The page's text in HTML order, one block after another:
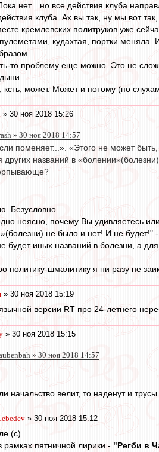
нет... но все действия клуба
клуба. Ах вы так, ну мы вот
кремлевских политруков уже
кудахтая, портки
то проблему еще можно. Это не
может. Может и потому (по
» 30 ноя 2018 15:26
» 30 ноя 2018 14:57
поменяет...». «Этого не может
других названий в
Безусловно.
неясно, почему Вы удивляетесь
не было и нет! И не
будет иных названий в болезни, а
политику-шмалитику я ни разу не
» 30 ноя 2018 15:19
версии RT про 24-летнего
» 30 ноя 2018 15:15
» 30 ноя 2018 14:57
начальство велит, то наденут и трусы
» 30 ноя 2018 15:12
(с)
рамках пятничной лирики - "Регби в